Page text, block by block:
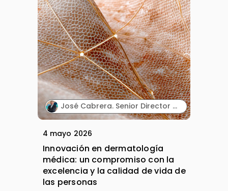
José Cabrera. Senior Director Medical Affairs. Almirall Iberia.
4 mayo 2026
Innovación en dermatología
médica: un compromiso con la
excelencia y la calidad de vida de
las personas